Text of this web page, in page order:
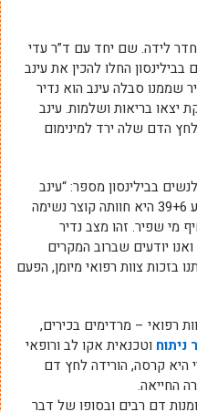
לידה. שם יחד עם ד”ר עדי
בבילינסון החלו להכין את עינב
שממנו סבלה עינב הוא נדיר
יצאו בריאות ושלמות. עינב
הדם שלה ירד למינימום
בבילינסון מספר: “עינב
הגיעה לפני כשבוע לזירוז לידה בשבוע 39+6 היא חוותה קוצר נשימה
מי שפיר. זהו מצב נדיר
אלף לידות ואנו יודעים שברוב המקרים
בזכות צוות רפואי מיומן, הפעם
רפואי – מרדימים בכירים,
ניתוח וטכנאית אקו לב ורופאי
היא קרסה, הורידה לחץ דם
החייאה.
דם רבים ובסופו של דבר